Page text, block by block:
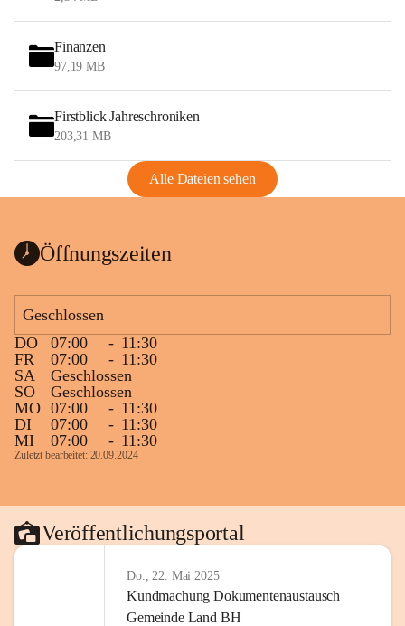
Finanzen
97,19 MB
Firstblick Jahreschroniken
203,31 MB
Alle Dateien sehen
Öffnungszeiten
Geschlossen
DO
07:00 - 11:30
FR
07:00 - 11:30
SA
Geschlossen
SO
Geschlossen
MO 07:00 - 11:30
DI
07:00 - 11:30
MI
07:00 - 11:30
Zuletzt bearbeitet: 20.09.2024
Veröffentlichungsportal
Do., 22. Mai 2025
Kundmachung Dokumentenaustausch
Gemeinde Land BH